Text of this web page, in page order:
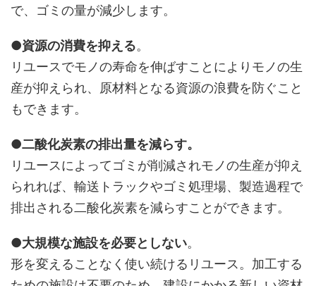
で、ゴミの量が減少します。
●資源の消費を抑える。
リユースでモノの寿命を伸ばすことによりモノの生
産が抑えられ、原材料となる資源の浪費を防ぐこと
もできます。
●二酸化炭素の排出量を減らす。
リユースによってゴミが削減されモノの生産が抑え
られれば、輸送トラックやゴミ処理場、製造過程で
排出される二酸化炭素を減らすことができます。
●大規模な施設を必要としない。
形を変えることなく使い続けるリユース。加工する